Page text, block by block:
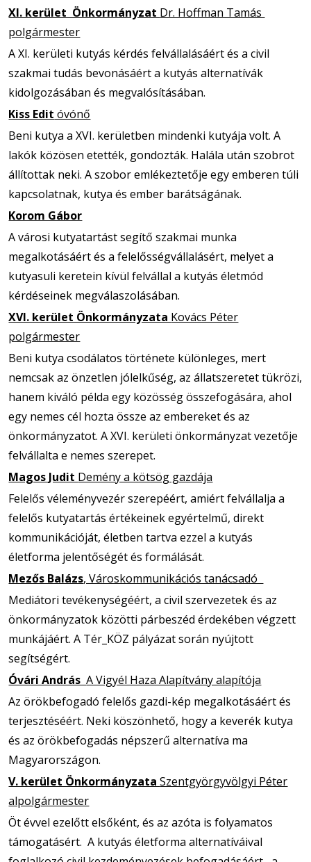
XI. kerület Önkormányzat Dr. Hoffman Tamás
polgármester
A XI. kerületi kutyás kérdés felvállalásáért és a civil
szakmai tudás bevonásáért a kutyás alternatívák
kidolgozásában és megvalósításában.
Kiss Edit óvónő
Beni kutya a XVI. kerületben mindenki kutyája volt. A
lakók közösen etették, gondozták. Halála után szobrot
állítottak neki. A szobor emlékeztetője egy emberen túli
kapcsolatnak, kutya és ember barátságának.
Korom Gábor
A városi kutyatartást segítő szakmai munka
megalkotásáért és a felelősségvállalásért, melyet a
kutyasuli keretein kívül felvállal a kutyás életmód
kérdéseinek megválaszolásában.
XVI. kerület Önkormányzata Kovács Péter
polgármester
Beni kutya csodálatos története különleges, mert
nemcsak az önzetlen jólelkűség, az állatszeretet tükrözi,
hanem kiváló példa egy közösség összefogására, ahol
egy nemes cél hozta össze az embereket és az
önkormányzatot. A XVI. kerületi önkormányzat vezetője
felvállalta e nemes szerepet.
Magos Judit Demény a kötsög gazdája
Felelős véleményvezér szerepéért, amiért felvállalja a
felelős kutyatartás értékeinek egyértelmű, direkt
kommunikációját, életben tartva ezzel a kutyás
életforma jelentőségét és formálását.
Mezős Balázs, Városkommunikációs tanácsadó
Mediátori tevékenységéért, a civil szervezetek és az
önkormányzatok közötti párbeszéd érdekében végzett
munkájáért. A Tér_KÖZ pályázat során nyújtott
segítségért.
Óvári AndrásA Vigyél Haza Alapítvány alapítója
Az örökbefogadó felelős gazdi-kép megalkotásáért és
terjesztéséért. Neki köszönhető, hogy a keverék kutya
és az örökbefogadás népszerű alternatíva ma
Magyarországon.
V. kerület ÖnkormányzataSzentgyörgyvölgyi Péter
alpolgármester
Öt évvel ezelőtt elsőként, és az azóta is folyamatos
támogatásért. A kutyás életforma alternatíváival